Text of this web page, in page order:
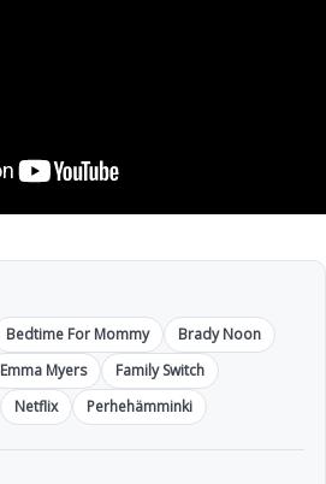
Bedtime For Mommy
Brady Noon
Emma Myers
Family Switch
Netflix Perhehämminki